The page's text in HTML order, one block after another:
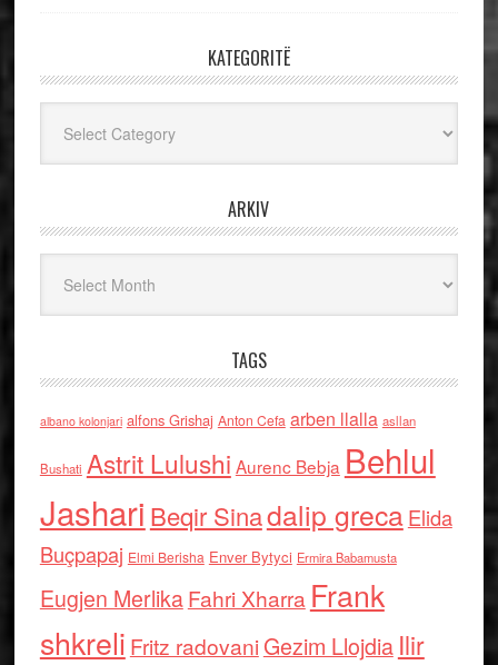
KATEGORITË
ARKIV
TAGS
albano kolonjari alfons Grishaj Anton Cefa arben llalla asllan
Bushati Astrit Lulushi Aurenc Bebja Behlul
Jashari Beqir Sinadalip grecaElida
Buçpapaj Elmi Berisha Enver Bytyci Ermira Babamusta
Eugjen MerlikaFahri Xharra Frank
shkreli Fritz radovaniGezim Llojdia Ilir